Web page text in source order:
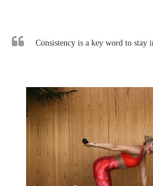
Consistency is a key word to stay